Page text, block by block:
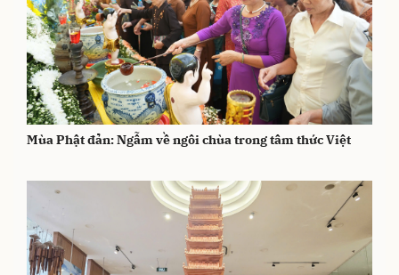
Mùa Phật đản: Ngẫm về ngôi chùa trong tâm thức Việt